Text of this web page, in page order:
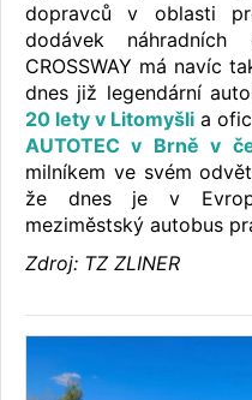
dopravců v oblasti
dodávek
CROSSWAY má navíc
dnes již legendární
20 lety v Litomyšli a
AUTOTEC v Brně v
milníkem ve svém
že dnes je v
meziměstský autobus
Zdroj: TZ ZLINER